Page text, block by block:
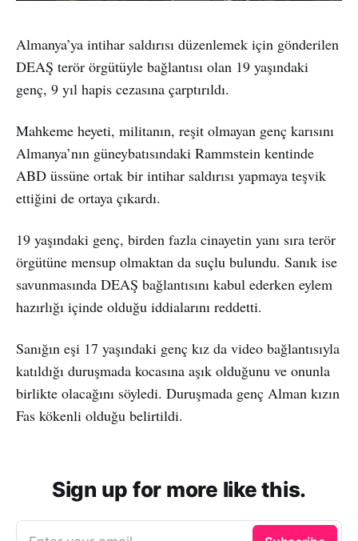
Almanya’ya intihar saldırısı düzenlemek için gönderilen
DEAŞ terör örgütüyle bağlantısı olan 19 yaşındaki
genç, 9 yıl hapis cezasına çarptırıldı.
Mahkeme heyeti, militanın, reşit olmayan genç karısını
Almanya’nın güneybatısındaki Rammstein kentinde
ABD üssüne ortak bir intihar saldırısı yapmaya teşvik
ettiğini de ortaya çıkardı.
19 yaşındaki genç, birden fazla cinayetin yanı sıra terör
örgütüne mensup olmaktan da suçlu bulundu. Sanık ise
savunmasında DEAŞ bağlantısını kabul ederken eylem
hazırlığı içinde olduğu iddialarını reddetti.
Sanığın eşi 17 yaşındaki genç kız da video bağlantısıyla
katıldığı duruşmada kocasına aşık olduğunu ve onunla
birlikte olacağını söyledi. Duruşmada genç Alman kızın
Fas kökenli olduğu belirtildi.
Sign up for more like this.